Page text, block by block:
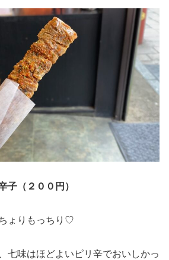
子（２００円）
ょりもっちり♡
七味はほどよいピリ辛でおいしかっ